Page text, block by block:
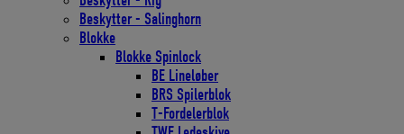
Beskytter - Salinghorn
Blokke
Blokke Spinlock
BE Lineløber
BRS Spilerblok
T-Fordelerblok